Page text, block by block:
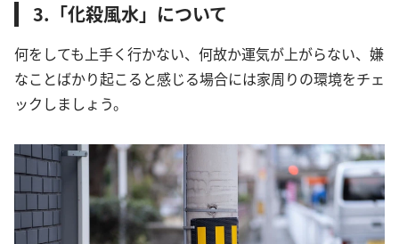
3.「化殺風水」について
何をしても上手く行かない、何故か運気が上がらない、嫌
なことばかり起こると感じる場合には家周りの環境をチェ
ックしましょう。